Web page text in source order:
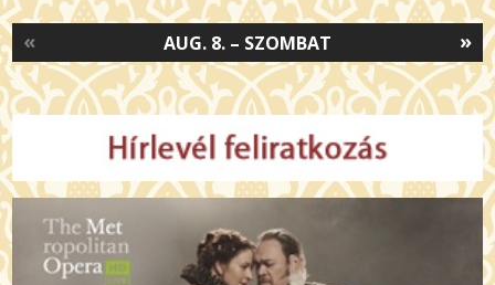
»
AUG. 8. – SZOMBAT
«